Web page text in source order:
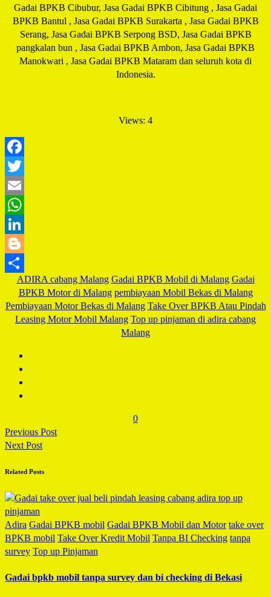
Gadai BPKB Cibubur, Jasa Gadai BPKB Cibitung , Jasa Gadai
BPKB Bantul , Jasa Gadai BPKB Surakarta , Jasa Gadai BPKB
Serang, Jasa Gadai BPKB Serpong BSD, Jasa Gadai BPKB
pangkalan bun , Jasa Gadai BPKB Ambon, Jasa Gadai BPKB
Manokwari , Jasa Gadai BPKB Mataram dan seluruh kota di
Indonesia.
Views: 4
Share
ADIRA cabang Malang Gadai BPKB Mobil di Malang Gadai
BPKB Motor di Malang pembiayaan Mobil Bekas di Malang
Pembiayaan Motor Bekas di Malang Take Over BPKB Atau Pindah
Leasing Motor Mobil Malang Top up pinjaman di adira cabang
Malang
0
Previous Post
Next Post
Related Posts
Adira Gadai BPKB mobil Gadai BPKB Mobil dan Motor take over
BPKB mobil Take Over Kredit Mobil Tanpa BI Checking tanpa
survey Top up Pinjaman
Gadai bpkb mobil tanpa survey dan bi checking di Bekasi